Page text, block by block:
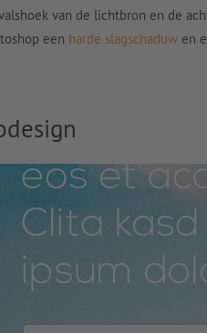
van de lichtbron en de
een harde slagschaduw en